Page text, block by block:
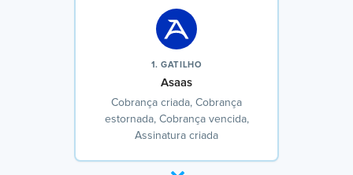
1. GATILHO
Asaas
Cobrança criada, Cobrança
estornada, Cobrança vencida,
Assinatura criada